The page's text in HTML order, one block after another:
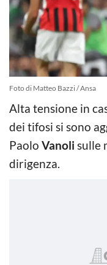
Foto di Matteo Bazzi / Ansa
Alta tensione in
dei tifosi si sono
Paolo Vanoli sulle
dirigenza.